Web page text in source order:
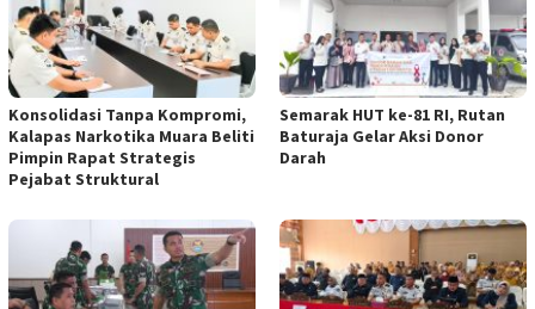
Konsolidasi Tanpa Kompromi,
Kalapas Narkotika Muara Beliti
Pimpin Rapat Strategis
Pejabat Struktural
Semarak HUT ke-81 RI, Rutan
Baturaja Gelar Aksi Donor
Darah